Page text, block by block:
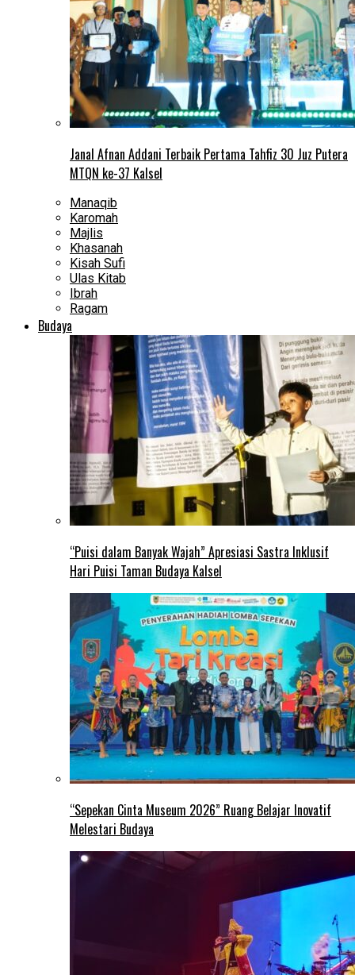
Janal Afnan Addani Terbaik Pertama Tahfiz 30 Juz Putera
MTQN ke-37 Kalsel
Manaqib
Karomah
Majlis
Khasanah
Kisah Sufi
Ulas Kitab
Ibrah
Ragam
Budaya
“Puisi dalam Banyak Wajah” Apresiasi Sastra Inklusif
Hari Puisi Taman Budaya Kalsel
“Sepekan Cinta Museum 2026” Ruang Belajar Inovatif
Melestari Budaya